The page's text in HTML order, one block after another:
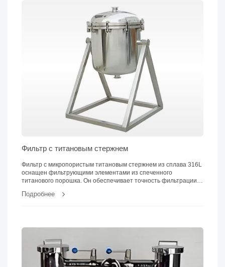
Фильтр с титановым стержнем
Фильтр с микропористым титановым стержнем из сплава 316L
оснащен фильтрующими элементами из спеченного
титанового порошка. Он обеспечивает точность фильтрации
230°C и давлении до 0,4 МПа.
Подробнее